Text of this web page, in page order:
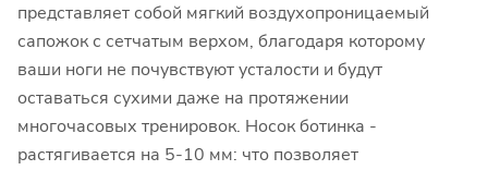
представляет собой мягкий воздухопроницаемый
сапожок с сетчатым верхом, благодаря которому
ваши ноги не почувствуют усталости и будут
оставаться сухими даже на протяжении
многочасовых тренировок. Носок ботинка -
растягивается на 5-10 мм: что позволяет